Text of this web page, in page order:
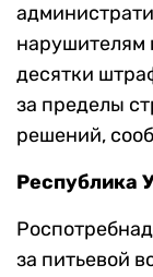
нарушителям
десятки
за пределы
решений,
Республика
за питьевой